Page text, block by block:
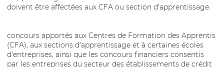
doivent être affectées aux CFA ou section d'apprentissage.
concours apportés aux Centres de Formation des Apprentis
(CFA), aux sections d'apprentissage et à certaines écoles
d'entreprises, ainsi que les concours financiers consentis
par les entreprises du secteur des établissements de crédit